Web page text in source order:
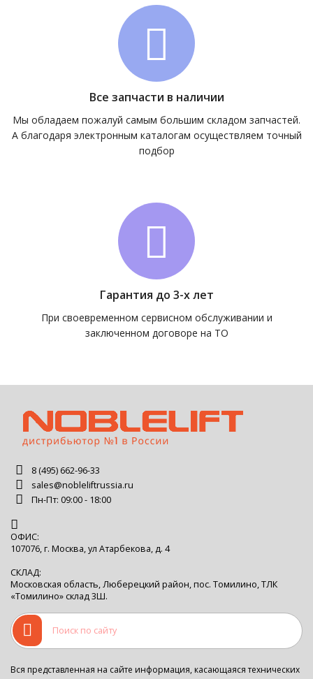
Все запчасти в наличии
Мы обладаем пожалуй самым большим складом запчастей.
А благодаря электронным каталогам осуществляем точный
подбор
Гарантия до 3-х лет
При своевременном сервисном обслуживании и
заключенном договоре на ТО
8 (495) 662-96-33
sales@nobleliftrussia.ru
Пн-Пт: 09:00 - 18:00
ОФИС:
107076, г. Москва, ул Атарбекова, д. 4
СКЛАД:
Московская область, Люберецкий район, пос. Томилино, ТЛК
«Томилино» склад 3Ш.
Вся представленная на сайте информация, касающаяся технических